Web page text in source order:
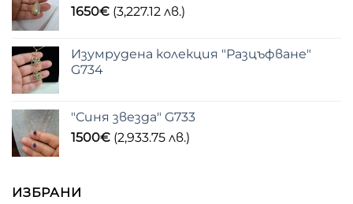
1650€ (3,227.12 лв.)
Изумрудена колекция "Разцъфване"
G734
"Синя звезда" G733
1500€ (2,933.75 лв.)
ИЗБРАНИ